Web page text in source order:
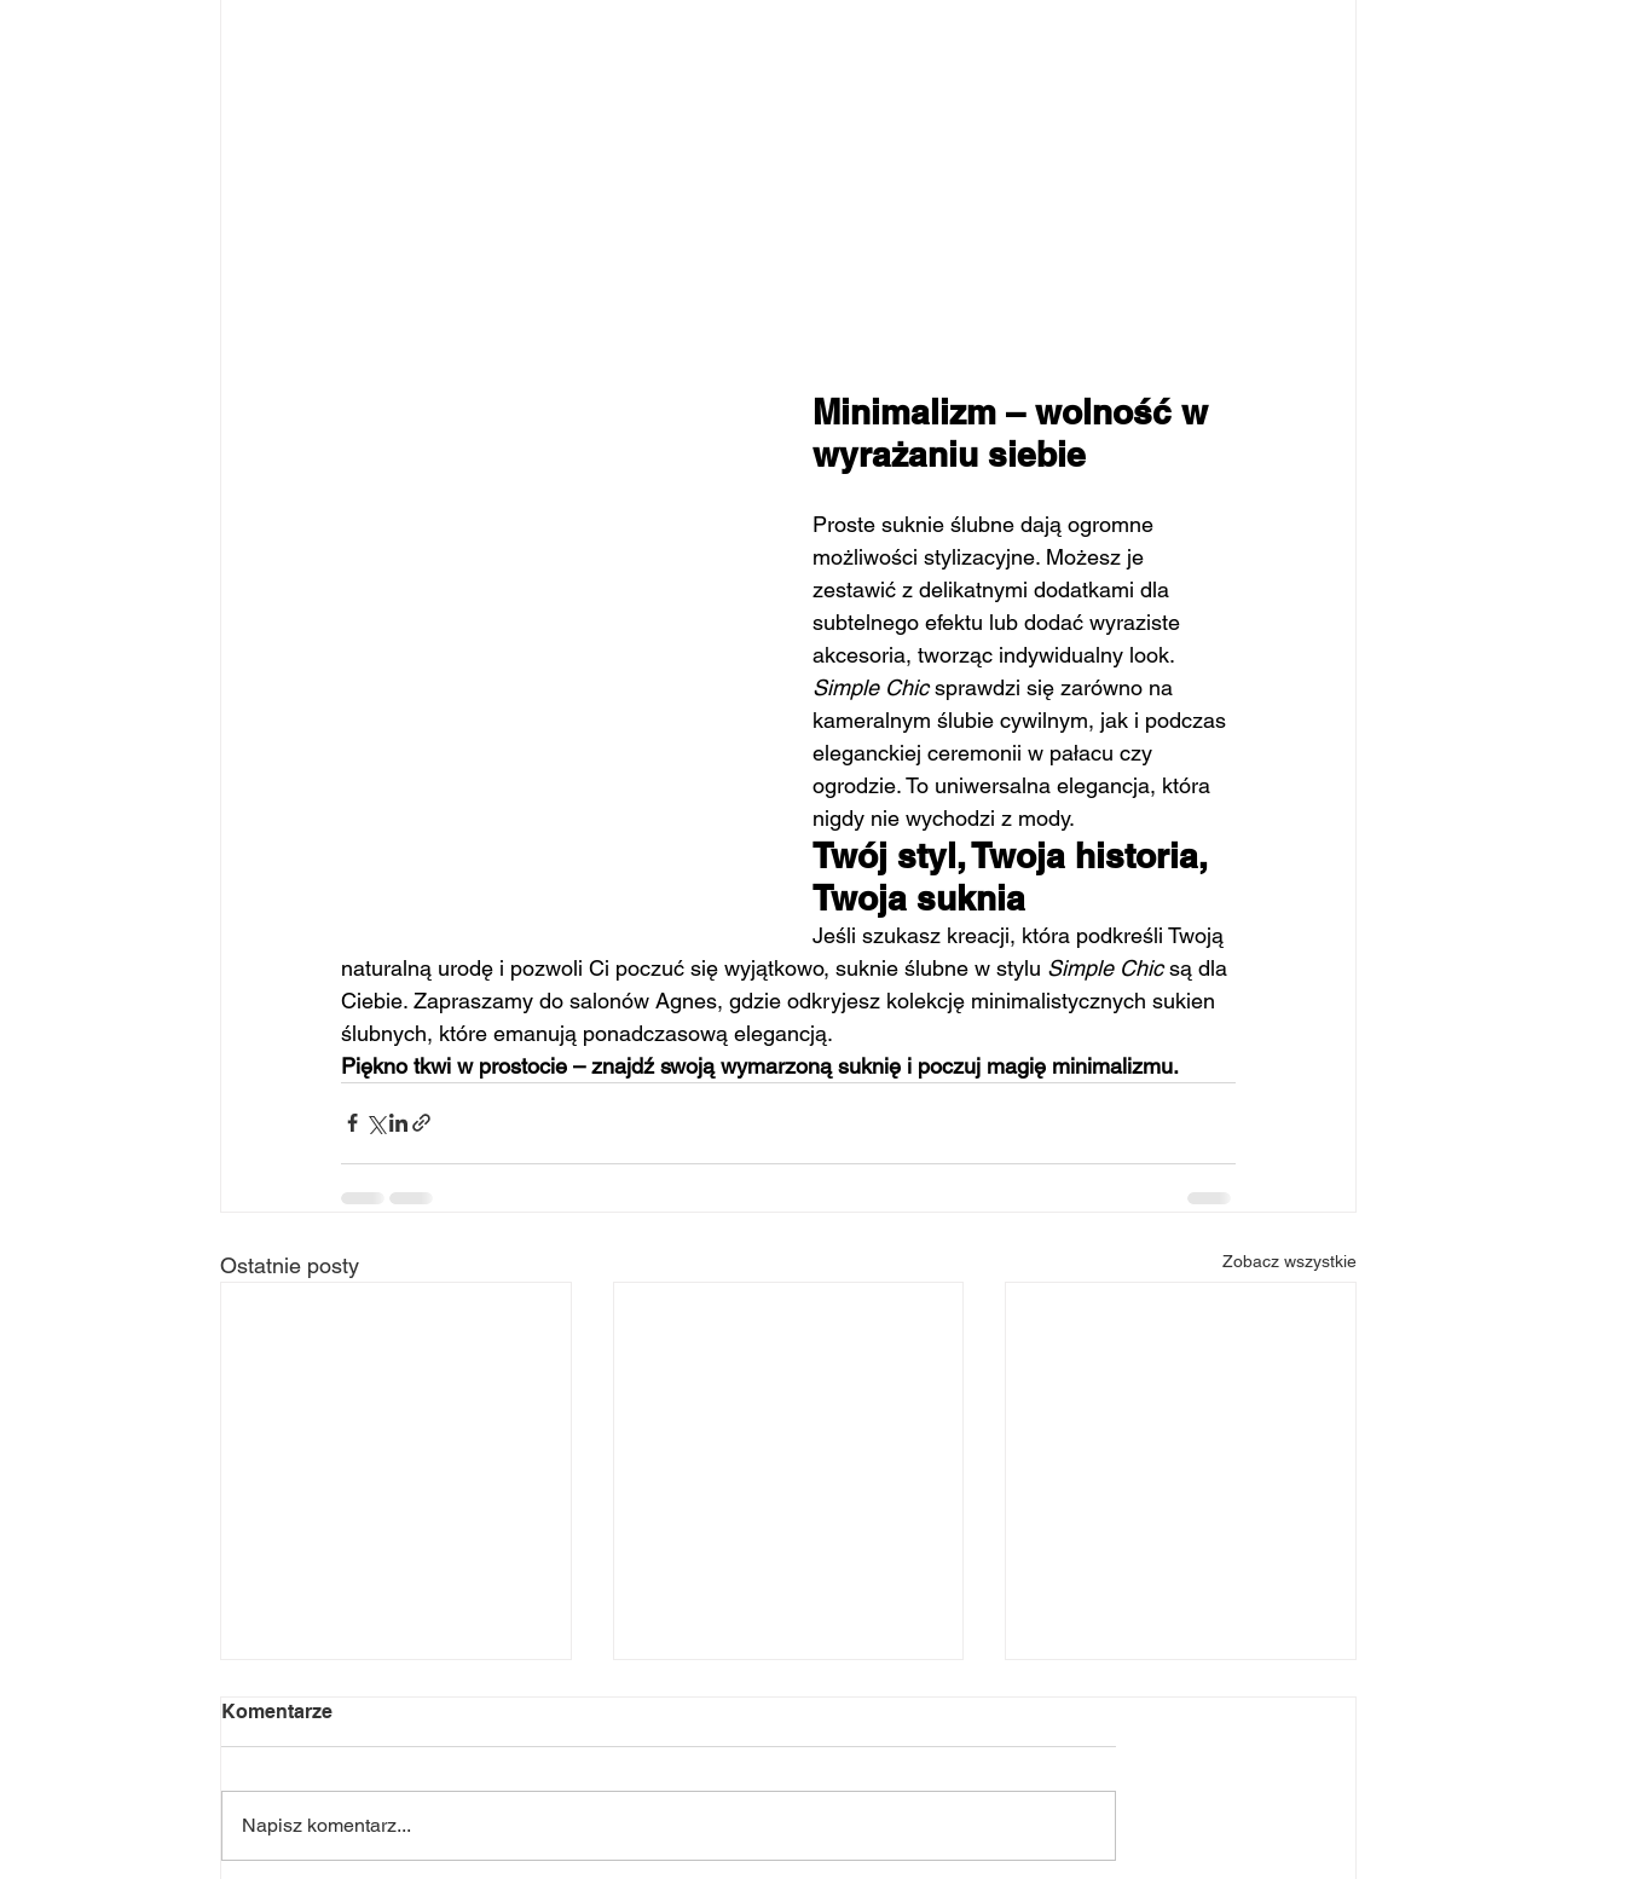
Minimalizm – wolność w
wyrażaniu siebie
Proste suknie ślubne dają ogromne
możliwości stylizacyjne. Możesz je
zestawić z delikatnymi dodatkami dla
subtelnego efektu lub dodać wyraziste
akcesoria, tworząc indywidualny look.
Simple Chic sprawdzi się zarówno na
kameralnym ślubie cywilnym, jak i podczas
eleganckiej ceremonii w pałacu czy
ogrodzie. To uniwersalna elegancja, która
nigdy nie wychodzi z mody.
Twój styl, Twoja historia,
Twoja suknia
Jeśli szukasz kreacji, która podkreśli Twoją
naturalną urodę i pozwoli Ci poczuć się wyjątkowo, suknie ślubne w stylu Simple Chic są dla
Ciebie. Zapraszamy do salonów Agnes, gdzie odkryjesz kolekcję minimalistycznych sukien
ślubnych, które emanują ponadczasową elegancją.
Piękno tkwi w prostocie – znajdź swoją wymarzoną suknię i poczuj magię minimalizmu.
Ostatnie posty Zobacz wszystkie
Komentarze
Napisz komentarz...